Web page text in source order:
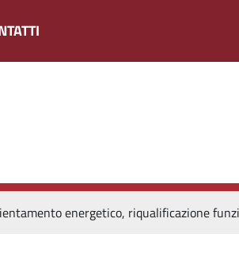
energetico, riqualificazione